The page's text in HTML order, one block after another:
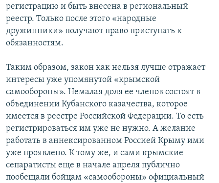
регистрацию и быть внесена в региональный
реестр. Только после этого «народные
дружинники» получают право приступать к
обязанностям.
Таким образом, закон как нельзя лучше отражает
интересы уже упомянутой «крымской
самообороны». Немалая доля ее членов состоят в
объединении Кубанского казачества, которое
имеется в реестре Российской Федерации. То есть
регистрироваться им уже не нужно. А желание
работать в аннексированном Россией Крыму ими
уже проявлено. К тому же, и сами крымские
сепаратисты еще в начале апреля публично
пообещали бойцам «самообороны» официальный